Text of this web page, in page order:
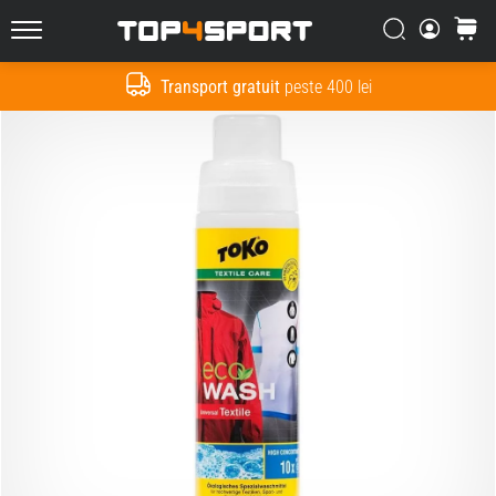
Transport gratuitpeste 400 lei
Top4Sport.ro Căutare
Cos